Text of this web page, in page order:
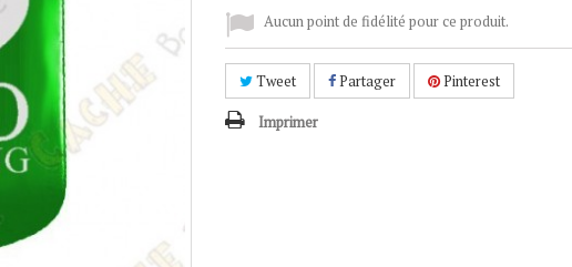
Aucun point de fidélité pour ce produit.
Tweet Partager Pinterest
Imprimer